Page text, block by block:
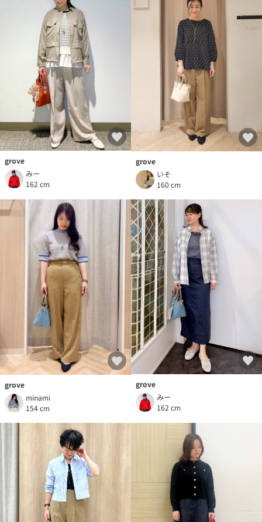
grove
みー
162 cm
grove
いそ
160 cm
grove
minami
154 cm
grove
みー
162 cm